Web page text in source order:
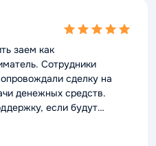
5,0
заем как
Сотрудники
сделку на
денежных средств.
если будут
Можно смело